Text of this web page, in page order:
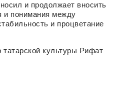
и продолжает вносить
и понимания между
и процветание
татарской культуры Рифат